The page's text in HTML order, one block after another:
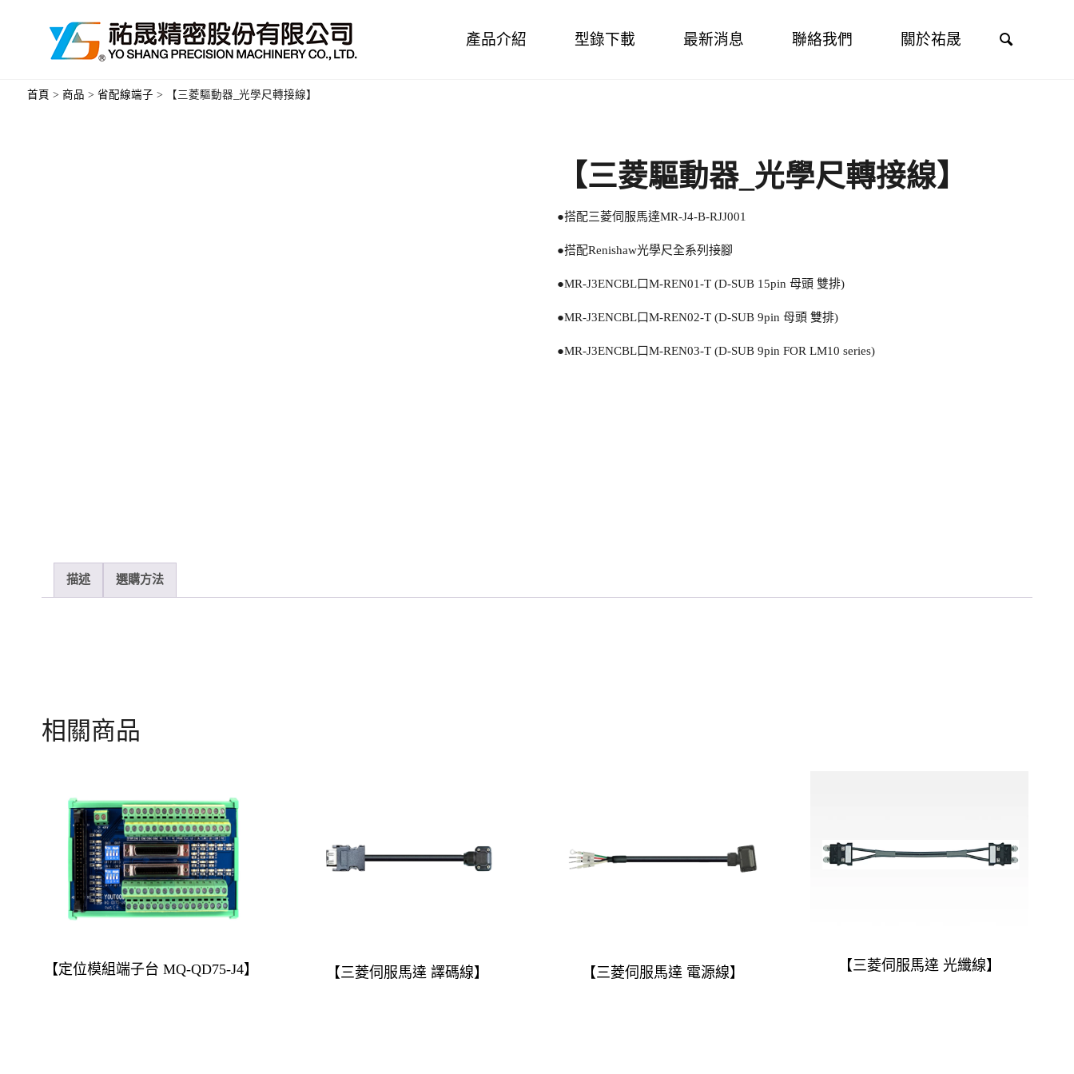
產品介紹 型錄下載 最新消息 聯絡我們 關於祐晟
首頁 > 商品 > 省配線端子 > 【三菱驅動器_光學尺轉接線】
【三菱驅動器_光學尺轉接線】
●搭配三菱伺服馬達MR-J4-B-RJJ001
●搭配Renishaw光學尺全系列接腳
●MR-J3ENCBL口M-REN01-T (D-SUB 15pin 母頭 雙排)
●MR-J3ENCBL口M-REN02-T (D-SUB 9pin 母頭 雙排)
●MR-J3ENCBL口M-REN03-T (D-SUB 9pin FOR LM10 series)
描述 選購方法
相關商品
【定位模組端子台 MQ-QD75-J4】 【三菱伺服馬達 譯碼線】 【三菱伺服馬達 電源線】 【三菱伺服馬達 光纖線】